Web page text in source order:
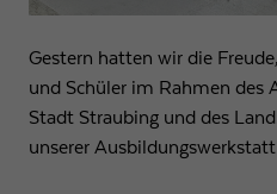
Gestern hatten wir die
und Schüler im Rahmen des
Stadt Straubing und des
unserer